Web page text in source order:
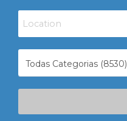
Todas Categorias (8530)